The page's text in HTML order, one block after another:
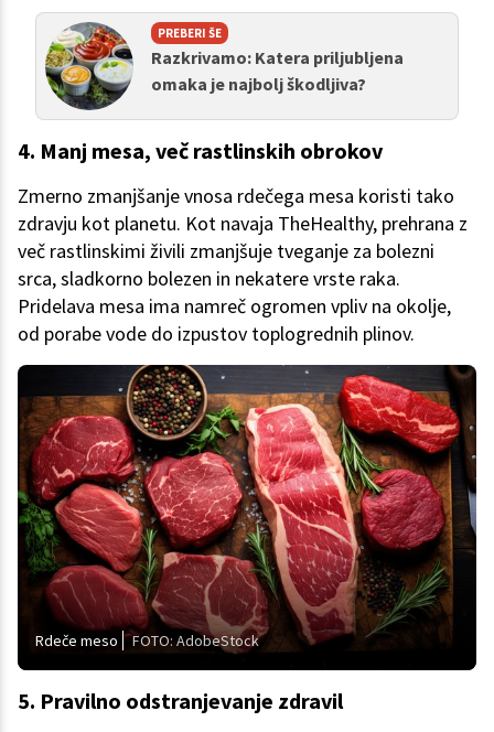
PREBERI ŠE
Razkrivamo: Katera priljubljena
omaka je najbolj škodljiva?
4. Manj mesa, več rastlinskih obrokov
Zmerno zmanjšanje vnosa rdečega mesa koristi tako
zdravju kot planetu. Kot navaja TheHealthy, prehrana z
več rastlinskimi živili zmanjšuje tveganje za bolezni
srca, sladkorno bolezen in nekatere vrste raka.
Pridelava mesa ima namreč ogromen vpliv na okolje,
od porabe vode do izpustov toplogrednih plinov.
Rdeče meso FOTO: AdobeStock
5. Pravilno odstranjevanje zdravil